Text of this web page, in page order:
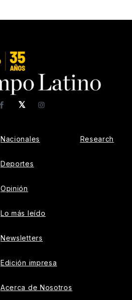
𝕏
FacebookInstagram
Nacionales
Deportes
Opinión
Lo más leído
Newsletters
Edición impresa
Acerca de Nosotros
Research